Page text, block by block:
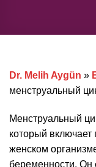
Dr. Melih Aygün »
менструальный
Менструальный
который
женском
беременности. Он